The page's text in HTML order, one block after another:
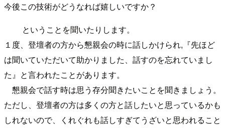
今後この技術がどうなれば嬉しいですか？
ということを聞いたりします。
１度、登壇者の方から懇親会の時に話しかけられ,『先ほど
は聞いていただいて助かりました、話すのを忘れていまし
た』と言われたことがあります。
懇親会で話す時は思う存分聞きたいことを聞きましょう。
ただし、登壇者の方は多くの方と話したいと思っているかも
しれないので、くれぐれも話しすぎてうざいと思われること